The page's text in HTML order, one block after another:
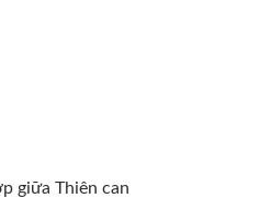
giữa Thiên can